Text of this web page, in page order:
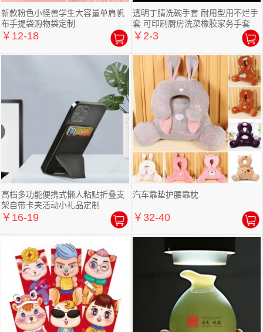
新款粉色小怪兽学生大容量单肩帆
布手提袋购物袋定制
￥12-18
透明丁腈洗碗手套 耐用型用不烂手
套 可印刷厨房洗菜橡胶家务手套
￥2-3
高档多功能便携式懒人粘贴折叠支
架自带卡夹活动小礼品定制
￥16-19
汽车靠垫护腰靠枕
￥32-40